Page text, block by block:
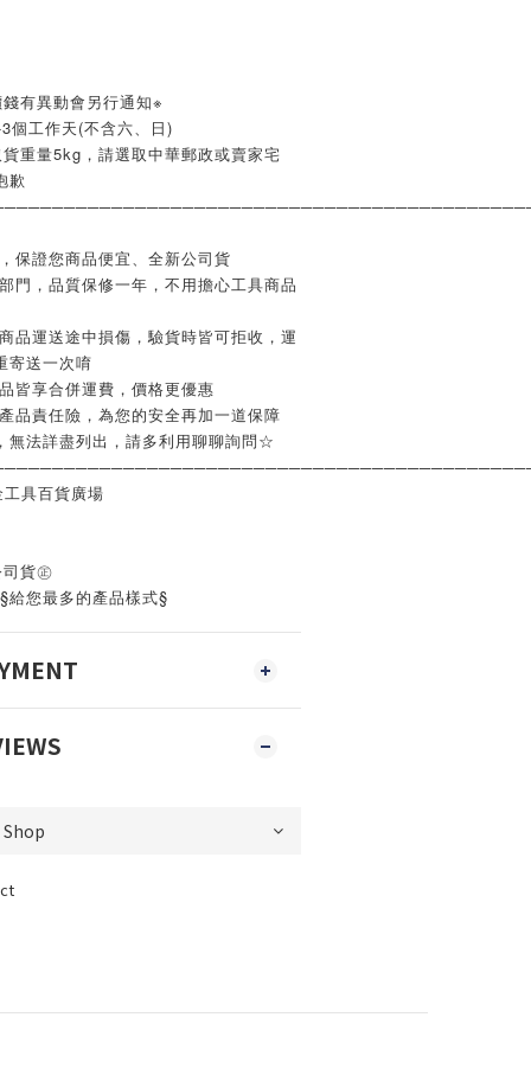
有異動會另行通知※
個工作天(不含六、日)
重量5kg，請選取中華郵政或賣家宅
歉
保證您商品便宜、全新公司貨
門，品質保修一年，不用擔心工具商品
品運送途中損傷，驗貨時皆可拒收，運
寄送一次唷
皆享合併運費，價格更優惠
品責任險，為您的安全再加一道保障
無法詳盡列出，請多利用聊聊詢問☆
具百貨廣場
貨㊣
給您最多的產品樣式§